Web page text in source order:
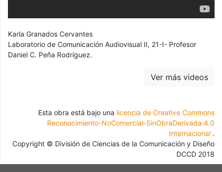
Karla Granados Cervantes
Laboratorio de Comunicación Audiovisual II, 21-I- Profesor
Daniel C. Peña Rodríguez.
Ver más videos
Esta obra está bajo una licencia de Creative Commons
Reconocimiento-NoComercial-SinObraDerivada 4.0
Internacional .
Copyright © División de Ciencias de la Comunicación y Diseño
DCCD 2018